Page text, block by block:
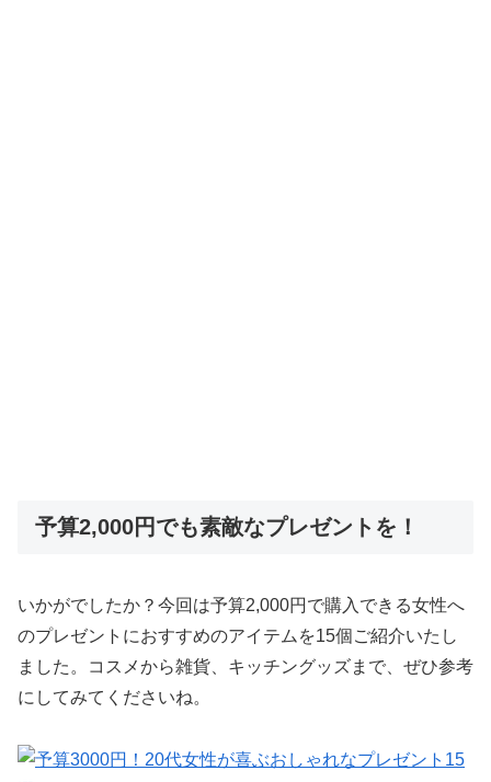
予算2,000円でも素敵なプレゼントを！
いかがでしたか？今回は予算2,000円で購入できる女性へ
のプレゼントにおすすめのアイテムを15個ご紹介いたし
ました。コスメから雑貨、キッチングッズまで、ぜひ参考
にしてみてくださいね。